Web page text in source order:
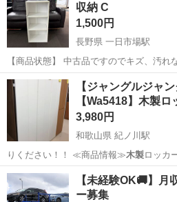
収納 C
1,500円
長野県 一日市場駅
【商品状態】 中古品ですのでキズ、汚れ
あります。お写真にてご確認下さい。 【実寸約】 幅420mm × 奥行
300mm × 高さ880mm 現在店
長野 安曇野市 一日市場駅 収
【ジャングルジャ
【Wa5418】木製
3,980円
和歌山県 紀ノ川駅
りください！！ ≪商品情報≫木製ロッカ
…和歌山 和歌山市 紀ノ川駅 収納
【未経験OK🚚】月
ー募集